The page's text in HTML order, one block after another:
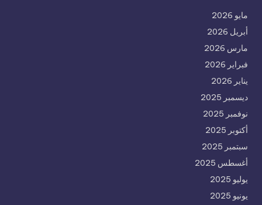
مايو 2026
أبريل 2026
مارس 2026
فبراير 2026
يناير 2026
ديسمبر 2025
نوفمبر 2025
أكتوبر 2025
سبتمبر 2025
أغسطس 2025
يوليو 2025
يونيو 2025